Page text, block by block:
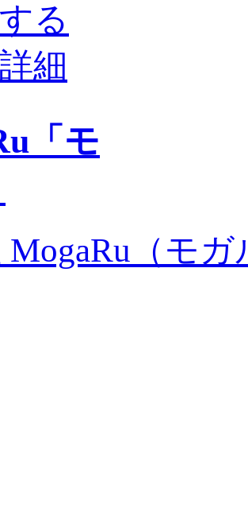
る
細
MogaRu（モ